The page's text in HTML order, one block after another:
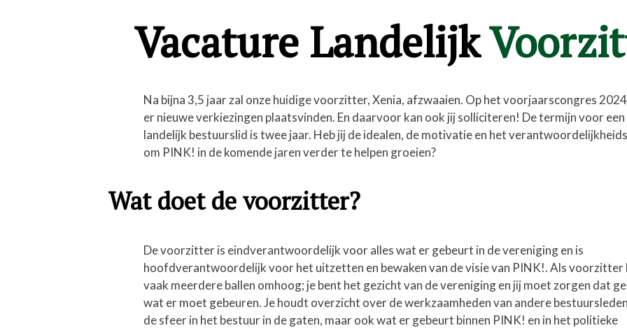
Vacature Landelijk
Na bijna 3,5 jaar zal onze huidige voorzitter, Xenia, afzwaaien. Op het voorjaarscongres
er nieuwe verkiezingen plaatsvinden. En daarvoor kan ook jij solliciteren! De termijn voor een
landelijk bestuurslid is twee jaar. Heb jij de idealen, de motivatie en het
om PINK! in de komende jaren verder te helpen groeien?
Wat doet de voorzitter?
De voorzitter is eindverantwoordelijk voor alles wat er gebeurt in de vereniging en is
hoofdverantwoordelijk voor het uitzetten en bewaken van de visie van PINK!. Als voorzitter
vaak meerdere ballen omhoog; je bent het gezicht van de vereniging en jij moet zorgen dat
wat er moet gebeuren. Je houdt overzicht over de werkzaamheden van andere
de sfeer in het bestuur in de gaten, maar ook wat er gebeurt binnen PINK! en in het politieke